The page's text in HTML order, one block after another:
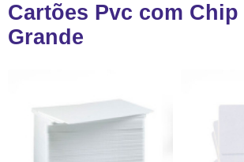
Cartões Pvc com Chip
Grande